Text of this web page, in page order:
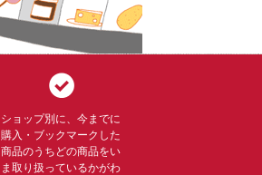
ショップ別に、今までに
購入・ブックマークした
商品のうちどの商品をい
ま取り扱っているかがわ